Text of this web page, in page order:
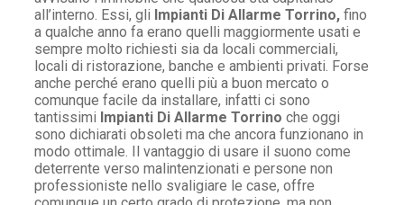
all’interno. Essi, gli Impianti Di Allarme Torrino, fino
a qualche anno fa erano quelli maggiormente usati e
sempre molto richiesti sia da locali commerciali,
locali di ristorazione, banche e ambienti privati. Forse
anche perché erano quelli più a buon mercato o
comunque facile da installare, infatti ci sono
tantissimi Impianti Di Allarme Torrino che oggi
sono dichiarati obsoleti ma che ancora funzionano in
modo ottimale. Il vantaggio di usare il suono come
deterrente verso malintenzionati e persone non
professioniste nello svaligiare le case, offre